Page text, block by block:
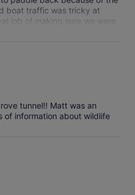
boat traffic was tricky at
job of making sure we were
We did not get to see any
like they are mostly there
tunnel!! Matt was an
of information about wildlife